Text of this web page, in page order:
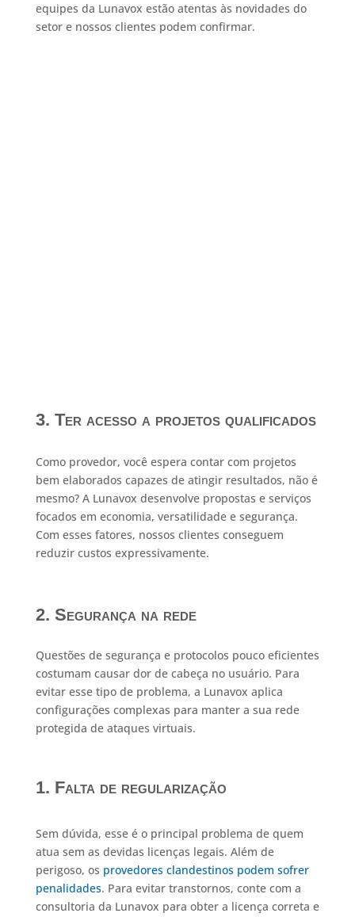
equipes da Lunavox estão atentas às novidades do
setor e nossos clientes podem confirmar.
3. Ter acesso a projetos qualificados
Como provedor, você espera contar com projetos
bem elaborados capazes de atingir resultados, não é
mesmo? A Lunavox desenvolve propostas e serviços
focados em economia, versatilidade e segurança.
Com esses fatores, nossos clientes conseguem
reduzir custos expressivamente.
2. Segurança na rede
Questões de segurança e protocolos pouco eficientes
costumam causar dor de cabeça no usuário. Para
evitar esse tipo de problema, a Lunavox aplica
configurações complexas para manter a sua rede
protegida de ataques virtuais.
1. Falta de regularização
Sem dúvida, esse é o principal problema de quem
atua sem as devidas licenças legais. Além de
perigoso, os provedores clandestinos podem sofrer
penalidades. Para evitar transtornos, conte com a
consultoria da Lunavox para obter a licença correta e